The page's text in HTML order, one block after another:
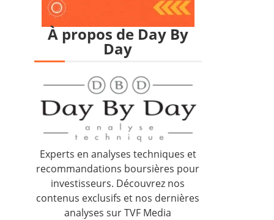
À propos de Day By
Day
Experts en analyses techniques et
recommandations boursières pour
investisseurs. Découvrez nos
contenus exclusifs et nos dernières
analyses sur TVF Media